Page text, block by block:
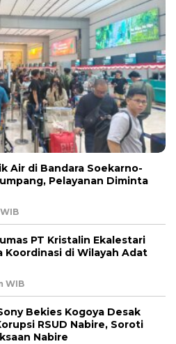
Air di Bandara Soekarno-
Pelayanan Diminta
PT Kristalin Ekalestari
Koordinasi di Wilayah Adat
WIB
Bekies Kogoya Desak
RSUD Nabire, Soroti
Nabire